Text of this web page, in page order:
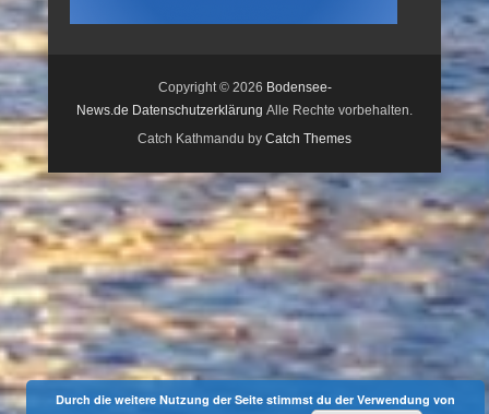
Copyright © 2026 Bodensee-
News.de Datenschutzerklärung Alle Rechte vorbehalten.
Catch Kathmandu by Catch Themes
Durch die weitere Nutzung der Seite stimmst du der Verwendung von